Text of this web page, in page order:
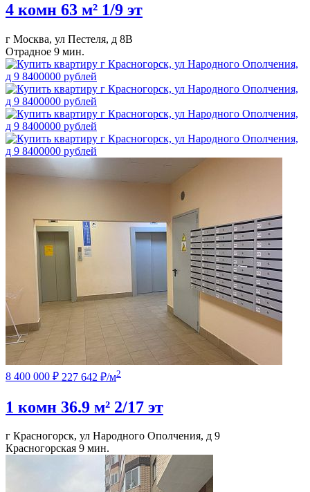
4 комн 63 м² 1/9 эт
г Москва, ул Пестеля, д 8В
Отрадное 9 мин.
8 400 000 ₽ 227 642 ₽/м2
1 комн 36.9 м² 2/17 эт
г Красногорск, ул Народного Ополчения, д 9
Красногорская 9 мин.